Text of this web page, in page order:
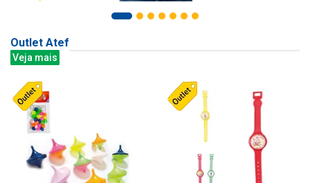
Outlet Atef
Veja mais